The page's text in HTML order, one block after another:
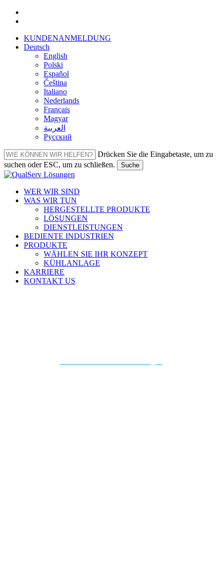
Zum
Hauptinhalt
KUNDENANMELDUNG
Deutsch
English
Polski
Español
Čeština
Italiano
Nederlands
Français
Magyar
العربية‏
Русский
Drücken Sie die Eingabetaste, um zu
suchen oder ESC, um zu schließen.
Suche
Suche
Menü
WER WIR SIND
WAS WIR TUN
HERGESTELLTE PRODUKTE
LÖSUNGEN
DIENSTLEISTUNGEN
BEDIENTE INDUSTRIEN
PRODUKTE
WÄHLEN SIE IHR KONZEPT
KÜHLANLAGE
KARRIERE
KONTAKT US